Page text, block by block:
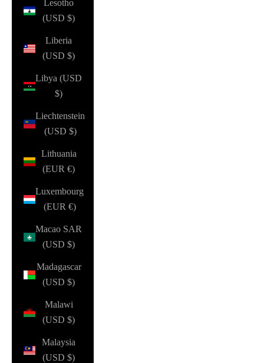
Lesotho
(USD $)
Liberia
(USD $)
Libya (USD
$)
Liechtenstein
(USD $)
Lithuania
(EUR €)
Luxembourg
(EUR €)
Macao SAR
(USD $)
Madagascar
(USD $)
Malawi
(USD $)
Malaysia
(USD $)